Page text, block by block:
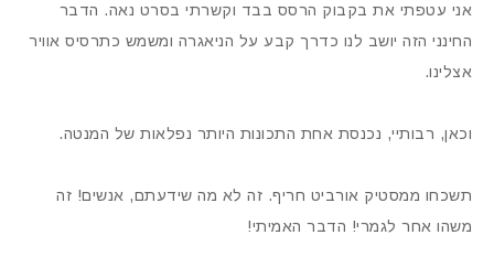
אני עטפתי את בקבוק הרסס בבד וקשרתי בסרט נאה. הדבר
החינני הזה יושב לנו כדרך קבע על הניאגרה ומשמש כתרסיס אוויר
אצלינו.
וכאן, רבותיי, נכנסת אחת התכונות היותר נפלאות של המנטה.
תשכחו ממסטיק אורביט חריף. זה לא מה שידעתם, אנשים! זה
משהו אחר לגמרי! הדבר האמיתי!